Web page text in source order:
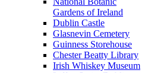
Gardens of Ireland
Dublin Castle
Glasnevin Cemetery
Guinness Storehouse
Chester Beatty Library
Irish Whiskey Museum